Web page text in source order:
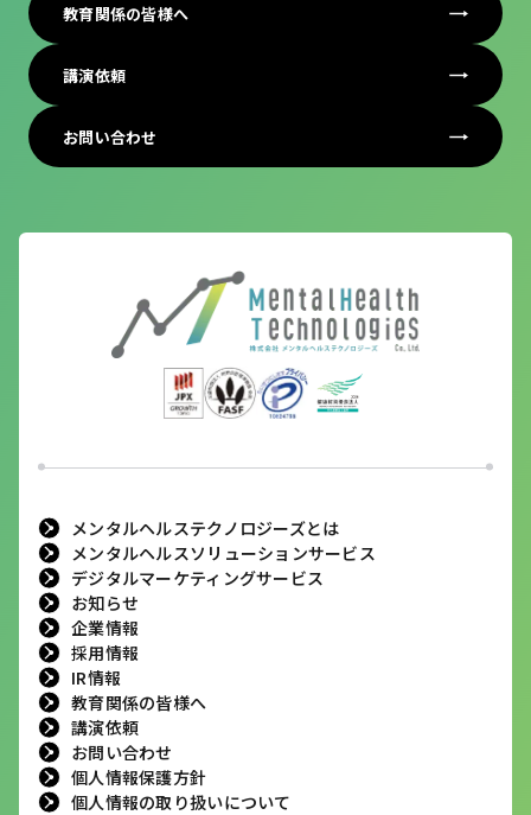
教育関係の皆様へ
講演依頼
お問い合わせ
メンタルヘルステクノロジーズとは
メンタルヘルスソリューションサービス
デジタルマーケティングサービス
お知らせ
企業情報
採用情報
IR情報
教育関係の皆様へ
講演依頼
お問い合わせ
個人情報保護方針
個人情報の取り扱いについて